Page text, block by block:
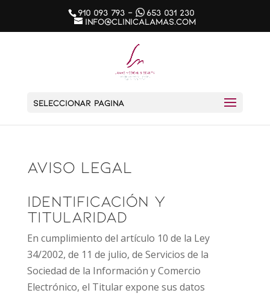
910 093 793 -
653 031 230
info@clinicalamas.com
Seleccionar página
Aviso legal
Identificación y
Titularidad
En cumplimiento del artículo 10 de la Ley
34/2002, de 11 de julio, de Servicios de la
Sociedad de la Información y Comercio
Electrónico, el Titular expone sus datos